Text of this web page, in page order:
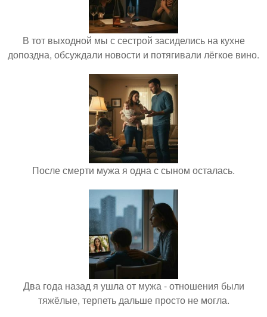
В тот выходной мы с сестрой засиделись на кухне
допоздна, обсуждали новости и потягивали лёгкое вино.
После смерти мужа я одна с сыном осталась.
Два года назад я ушла от мужа - отношения были
тяжёлые, терпеть дальше просто не могла.